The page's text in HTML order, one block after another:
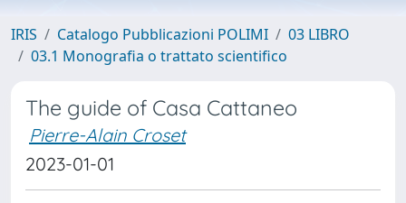
IRIS Catalogo Pubblicazioni POLIMI
03 LIBRO
03.1 Monografia o trattato scientifico
The guide of Casa Cattaneo
Pierre-Alain Croset
2023-01-01